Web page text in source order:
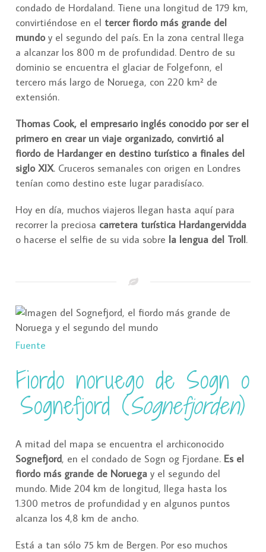
condado de Hordaland. Tiene una longitud de 179 km,
convirtiéndose en el tercer fiordo más grande del
mundo y el segundo del país. En la zona central llega
a alcanzar los 800 m de profundidad. Dentro de su
dominio se encuentra el glaciar de Folgefonn, el
tercero más largo de Noruega, con 220 km² de
extensión.
Thomas Cook, el empresario inglés conocido por ser el
primero en crear un viaje organizado, convirtió al
fiordo de Hardanger en destino turístico a finales del
siglo XIX. Cruceros semanales con origen en Londres
tenían como destino este lugar paradisíaco.
Hoy en día, muchos viajeros llegan hasta aquí para
recorrer la preciosa carretera turística Hardangervidda
o hacerse el selfie de su vida sobre la lengua del Troll.
Fuente
Fiordo noruego de Sogn o
Sognefjord (Sognefjorden)
A mitad del mapa se encuentra el archiconocido
Sognefjord, en el condado de Sogn og Fjordane. Es el
fiordo más grande de Noruega y el segundo del
mundo. Mide 204 km de longitud, llega hasta los
1.300 metros de profundidad y en algunos puntos
alcanza los 4,8 km de ancho.
Está a tan sólo 75 km de Bergen. Por eso muchos